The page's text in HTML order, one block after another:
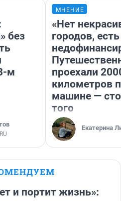
без
м
МНЕНИЕ
«Нет
городов, есть
проехали 2000
километров по
машине —
того
Екатерина
и портит жизнь»: